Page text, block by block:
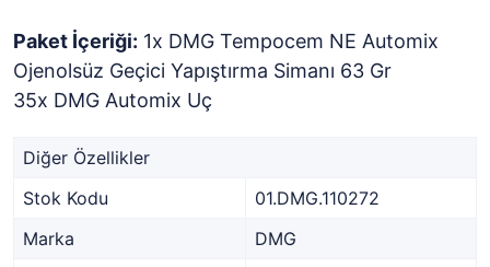
Paket İçeriği: 1x DMG Tempocem NE Automix
Ojenolsüz Geçici Yapıştırma Simanı 63 Gr
35x DMG Automix Uç
Diğer Özellikler
Stok Kodu
01.DMG.110272
Marka
DMG